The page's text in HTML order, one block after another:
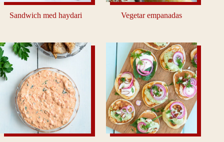
Sandwich med haydari Vegetar empanadas